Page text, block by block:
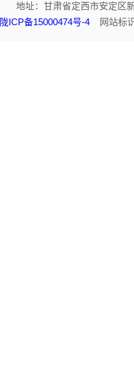
地址：甘肃省定西市安定
陇ICP备15000474号-4 网站标